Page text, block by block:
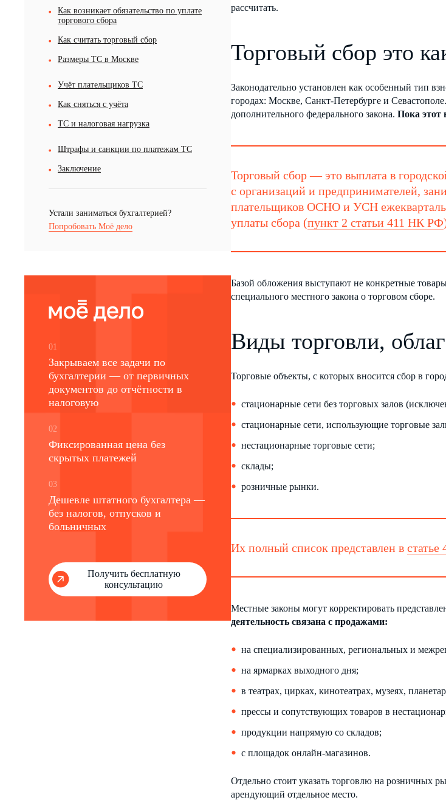
Как возникает обязательство по уплате
торгового сбора
Как считать торговый сбор
Размеры ТС в Москве
Учёт плательщиков ТС
Как сняться с учёта
ТС и налоговая нагрузка
Штрафы и санкции по платежам ТС
Заключение
Устали заниматься бухгалтерией?
Попробовать Моё дело
01
Закрываем все задачи по
бухгалтерии — от первичных
документов до отчётности в
налоговую
02
Фиксированная цена без
скрытых платежей
03
Дешевле штатного бухгалтера —
без налогов, отпусков и
больничных
Получить бесплатную
консультацию
рассчитать.
Торговый сбор это
Законодательно установлен как особенный тип
городах: Москве, Санкт-Петербурге и
дополнительного федерального закона. Пока этот
Торговый сбор — это выплата в
с организаций и предпринимателей,
плательщиков ОСНО и УСН
уплаты сбора (пункт 2 статьи 411 НК РФ
Базой обложения выступают не конкретные
специального местного закона о торговом сборе.
Виды торговли,
Торговые объекты, с которых вносится сбор в
стационарные сети без торговых залов
стационарные сети, использующие торговые
нестационарные торговые сети;
склады;
розничные рынки.
Их полный список представлен в
Местные законы могут корректировать
деятельность связана с продажами:
на специализированных, региональных и
на ярмарках выходного дня;
в театрах, цирках, кинотеатрах, музеях,
прессы и сопутствующих товаров в
продукции напрямую со складов;
с площадок онлайн-магазинов.
Отдельно стоит указать торговлю на розничных
арендующий отдельное место.